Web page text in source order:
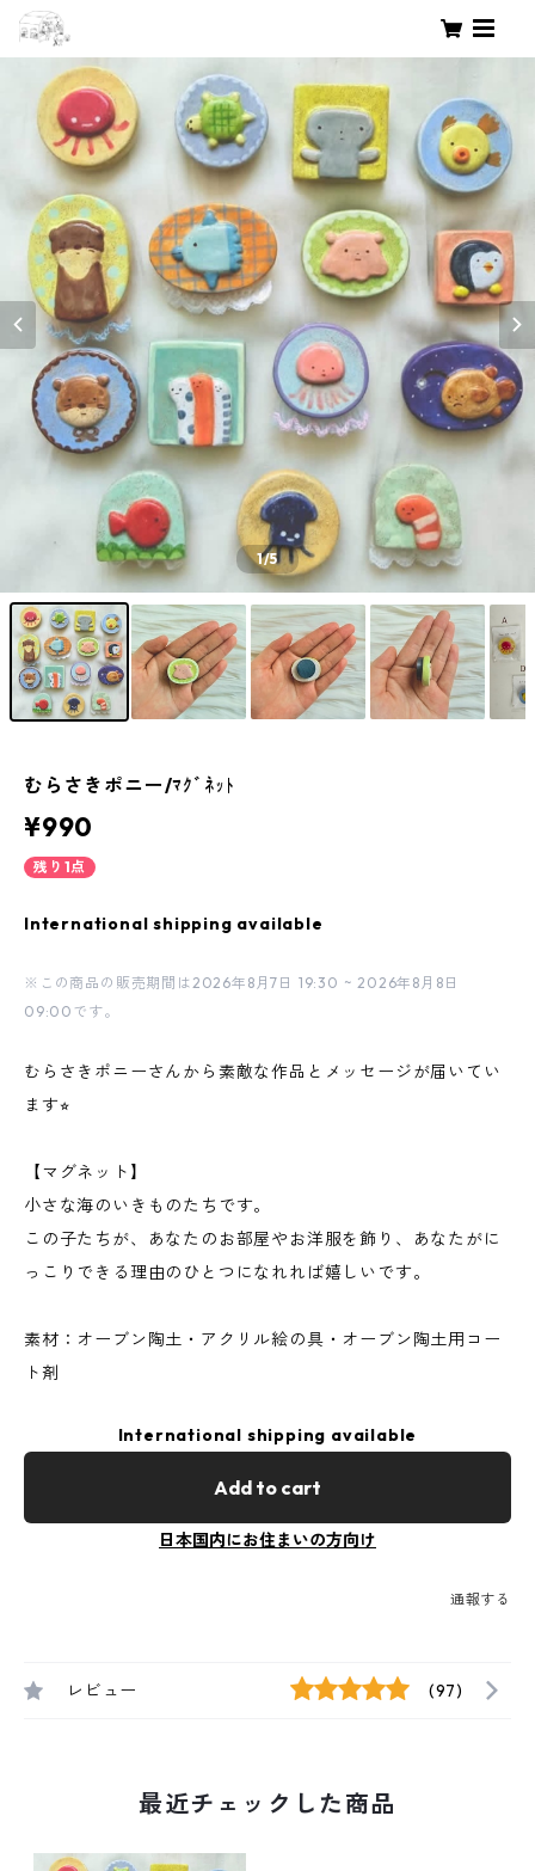
1/5
むらさきポニー/ﾏｸﾞﾈｯﾄ
¥990
残り1点
International shipping available
※この商品の販売期間は2026年8月7日 19:30 ~ 2026年8月8日
09:00です。
むらさきポニーさんから素敵な作品とメッセージが届いてい
ます⭐︎
【マグネット】
小さな海のいきものたちです。
この子たちが、あなたのお部屋やお洋服を飾り、あなたがに
っこりできる理由のひとつになれれば嬉しいです。
素材：オーブン陶土・アクリル絵の具・オーブン陶土用コー
ト剤
International shipping available
Add to cart
日本国内にお住まいの方向け
通報する
レビュー (97)
最近チェックした商品